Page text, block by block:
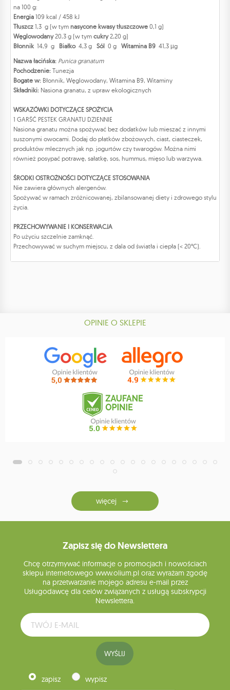
na 100 g:
Energia 109 kcal / 458 kJ
Tłuszcz 1,3 g (w tym nasycone kwasy tłuszczowe 0,1 g)
Węglowodany20,3 g (w tym cukry2,20 g)
Błonnik 14,9 g Białko4,3 g Sól 0 g Witamina B9 41,3 µg
Nazwa łacińska: Punica granatum
Pochodzenie: Tunezja
Bogate w: Błonnik, Węglowodany, Witamina B9, Witaminy
Składniki: Nasiona granatu, z upraw ekologicznych
WSKAZÓWKI DOTYCZĄCE SPOŻYCIA
1 GARŚĆ PESTEK GRANATU DZIENNIE
Nasiona granatu można spożywać bez dodatków lub mieszać z innymi
suszonymi owocami. Dodaj do płatków zbożowych, ciast, ciasteczek,
produktów mlecznych jak np. jogurtów czy twarogów. Można nimi
również posypać potrawę, sałatkę, sos, hummus, mięso lub warzywa.
ŚRODKI OSTROŻNOŚCI DOTYCZĄCE STOSOWANIA
Nie zawiera głównych alergenów.
Spożywać w ramach zróżnicowanej, zbilansowanej diety i zdrowego stylu
życia.
PRZECHOWYWANIE I KONSERWACJA
Po użyciu szczelnie zamknąć.
Przechowywać w suchym miejscu, z dala od światła i ciepła (< 20°C).
OPINIE O SKLEPIE
więcej
Zapisz się do Newslettera
Chcę otrzymywać informacje o promocjach i nowościach
sklepu internetowego www.olium.pl oraz wyrażam zgodę
na przetwarzanie mojego adresu e-mail przez
Usługodawcę dla celów związanych z usługą subskrypcji
Newslettera.
WYŚLIJ
zapisz wypisz